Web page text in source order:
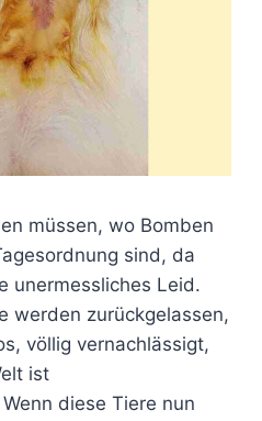
müssen, wo Bomben
sind, da
unermessliches Leid.
werden zurückgelassen,
völlig vernachlässigt,
ist
diese Tiere nun